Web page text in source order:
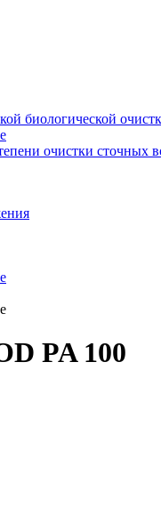
биологической
очистки сточных
PA 100